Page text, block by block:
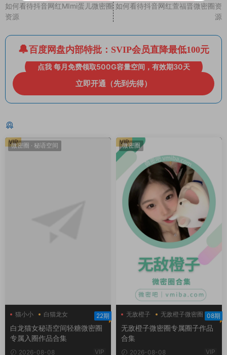
如何看待抖音网红MImi蛋儿微密圈
资源
如何看待抖音网红萱福晋微密圈资
源
百度网盘内部特批：SVIP会员直降最低100元
点我 每月免费领取500G容量空间，有效期30天
立即开通（先到先得）
微密圈 · 秘语空间
猫小小
白猫龙女
白猫龙女轻糖乐园
22期
白龙猫女秘语空间轻糖微密圈
专属入圈作品合集
2026-08-08 VIP
VIP 微密圈
无敌橙子 无敌橙子微密圈 08期
无敌橙子微密圈专属圈子作品
合集
2026-08-08 VIP
VIP